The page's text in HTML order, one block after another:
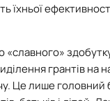
їхньої
«славного»
грантів на
Це лише головний